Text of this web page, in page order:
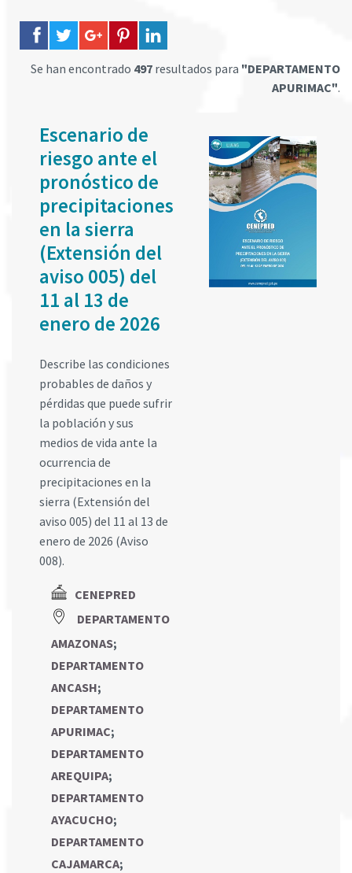
Se han encontrado 497 resultados para "DEPARTAMENTO
APURIMAC".
Escenario de
riesgo ante el
pronóstico de
precipitaciones
en la sierra
(Extensión del
aviso 005) del
11 al 13 de
enero de 2026
Describe las condiciones
probables de daños y
pérdidas que puede sufrir
la población y sus
medios de vida ante la
ocurrencia de
precipitaciones en la
sierra (Extensión del
aviso 005) del 11 al 13 de
enero de 2026 (Aviso
008).
CENEPRED
DEPARTAMENTO
AMAZONAS;
DEPARTAMENTO
ANCASH;
DEPARTAMENTO
APURIMAC;
DEPARTAMENTO
AREQUIPA;
DEPARTAMENTO
AYACUCHO;
DEPARTAMENTO
CAJAMARCA;